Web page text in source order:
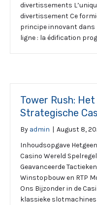
divertissements
divertissement Ce
principe innovant dans
ligne : la édification
Tower Rush:
Strategische
By admin | August 8,
Inhoudsopgave
Casino Wereld
Geavanceerde
Winstopbouw en RTP
Ons Bijzonder in de
klassieke